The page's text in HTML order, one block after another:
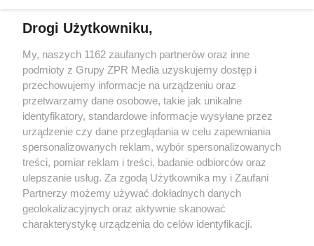
Żaden utwór zamieszczony w serwisie nie może być powielany i
rozpowszechniany lub dalej rozpowszechniany w jakikolwiek sposób (w
tym także elektroniczny lub mechaniczny) na jakimkolwiek polu
eksploatacji w jakiejkolwiek formie, włącznie z umieszczaniem w
Internecie bez pisemnej zgody właściciela praw. Jakiekolwiek użycie lub
wykorzystanie utworów w całości lub w części z naruszeniem prawa,
tzn. bez właściwej zgody, jest zabronione pod groźbą kary i może być
ścigane prawnie.
Drogi Użytkowniku,
My, naszych 1162 zaufanych partnerów oraz inne
podmioty z Grupy ZPR Media uzyskujemy dostęp i
przechowujemy informacje na urządzeniu oraz
przetwarzamy dane osobowe, takie jak unikalne
identyfikatory, standardowe informacje wysyłane przez
urządzenie czy dane przeglądania w celu zapewniania
spersonalizowanych reklam, wybór spersonalizowanych
treści, pomiar reklam i treści, badanie odbiorców oraz
ulepszanie usług. Za zgodą Użytkownika my i Zaufani
Partnerzy możemy używać dokładnych danych
geolokalizacyjnych oraz aktywnie skanować
charakterystykę urządzenia do celów identyfikacji.